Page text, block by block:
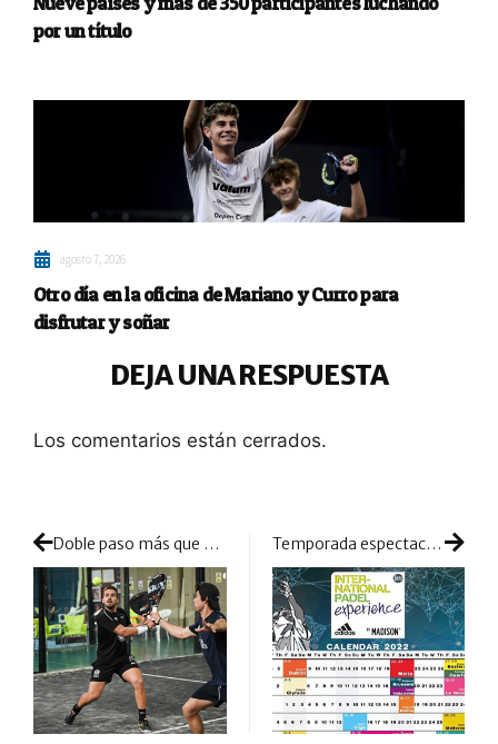
por un título
agosto 7, 2026
Otro día en la oficina de Mariano y Curro para
disfrutar y soñar
DEJA UNA RESPUESTA
Los comentarios están cerrados.
Doble paso más que peleado para acariciar el cuadro final de Albacete Temporada espectacular y muy viajera para el calendario 2022 del IPE by Madison